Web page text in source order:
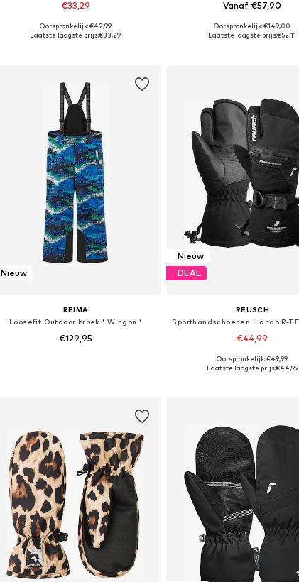
€33,29
Beschikbaar in vele maten
Oorspronkelijk: €42,99
Laatste laagste prijs:€33,29
Vanaf €57,90
+2
Beschikbaar in vele maten
Oorspronkelijk: €149,00
Laatste laagste prijs:€52,11
Nieuw
REIMA
Loosefit Outdoor broek ' Wingon '
€129,95
Nieuw
DEAL
REUSCH
€44,99
Beschikbaar in vele maten
Oorspronkelijk: €49,99
Laatste laagste prijs:€44,99